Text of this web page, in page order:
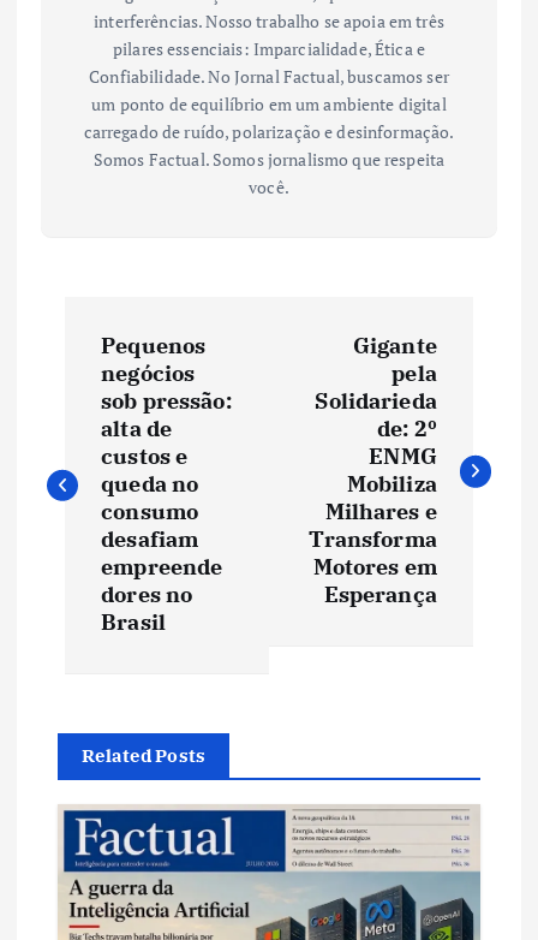
interferências. Nosso trabalho se apoia em três
pilares essenciais: Imparcialidade, Ética e
Confiabilidade. No Jornal Factual, buscamos ser
um ponto de equilíbrio em um ambiente digital
carregado de ruído, polarização e desinformação.
Somos Factual. Somos jornalismo que respeita
você.
e
ã
o
d
Pequenos
negócios
sob pressão:
alta de
custos e
queda no
consumo
desafiam
empreende
dores no
Brasil
Gigante
pela
Solidarieda
de: 2º
ENMG
Mobiliza
Milhares e
Transforma
Motores em
Esperança
Related Posts